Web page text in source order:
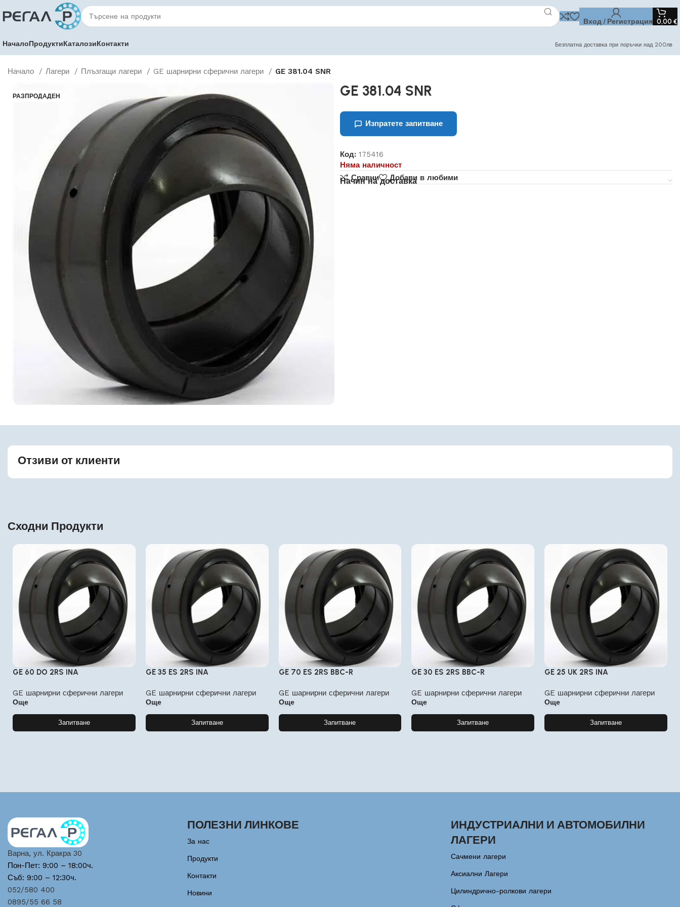
Вход / Регистрация 0,00 €
НачалоПродуктиКаталозиКонтакти Безплатна доставка при поръчки над 200лв
Начало Лагери Плъзгащи лагери GE шарнирни сферични лагери GE 381.04 SNR
РАЗПРОДАДЕН GE 381.04 SNR
Изпратете запитване
Код: 175416
Няма наличност
Сравни
Добави в любими
Начин на доставка
Отзиви от клиенти
Сходни Продукти
GE 60 DO 2RS INA
GE шарнирни сферични лагери
Още
Запитване
GE 35 ES 2RS INA
GE шарнирни сферични лагери
Още
Запитване
GE 70 ES 2RS BBC-R
GE шарнирни сферични лагери
Още
Запитване
GE 30 ES 2RS BBC-R
GE шарнирни сферични лагери
Още
Запитване
GE 25 UK 2RS INA
GE шарнирни сферични лагери
Още
Запитване
Варна, ул. Кракра 30
Пон-Пет: 9:00 – 18:00ч.
Съб: 9:00 – 12:30ч.
052/580 400
0895/55 66 58
ПОЛЕЗНИ ЛИНКОВЕ
За нас
Продукти
Контакти
Новини
ИНДУСТРИАЛНИ И АВТОМОБИЛНИ
ЛАГЕРИ
Сачмени лагери
Аксиални Лагери
Цилиндрично-ролкови лагери